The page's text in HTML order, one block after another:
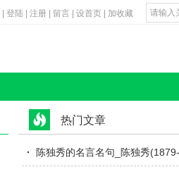
登陆 注册 留言 设首页 加收藏
热门文章
陈独秀的名言名句_陈独秀